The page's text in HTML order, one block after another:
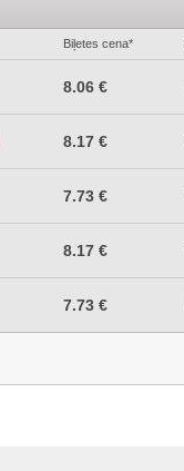
Biļetes cena*
8.06 €
8.17 €
7.73 €
8.17 €
7.73 €